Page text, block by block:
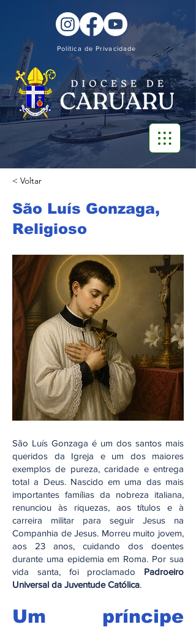
Política de Privacidade
< Voltar
São Luís Gonzaga,
Religioso
São Luís Gonzaga é um dos santos mais
queridos da Igreja e um dos maiores
exemplos de pureza, caridade e entrega
total a Deus. Nascido em uma das mais
importantes famílias da nobreza italiana,
renunciou às riquezas, aos títulos e à
carreira militar para seguir Jesus na
Companhia de Jesus. Morreu muito jovem,
aos 23 anos, cuidando dos doentes
durante uma epidemia em Roma. Por sua
vida santa, foi proclamado Padroeiro
Universal da Juventude Católica.
Um príncipe